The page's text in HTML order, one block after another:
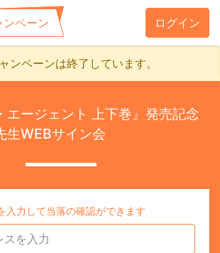
ンペーン ログイン
ンペーンは終了しています。
エージェント 上下巻』発売記念
生WEBサイン会
入力して当落の確認ができます